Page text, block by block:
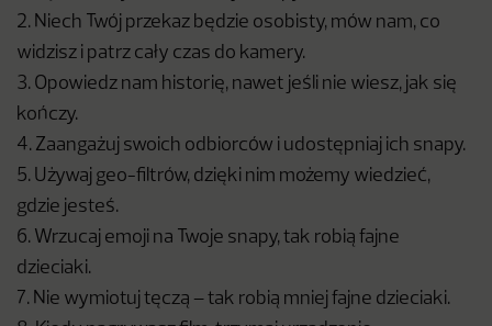
2. Niech Twój przekaz będzie osobisty, mów nam, co
widzisz i patrz cały czas do kamery.
3. Opowiedz nam historię, nawet jeśli nie wiesz, jak się
kończy.
4. Zaangażuj swoich odbiorców i udostępniaj ich snapy.
5. Używaj geo-filtrów, dzięki nim możemy wiedzieć,
gdzie jesteś.
6. Wrzucaj emoji na Twoje snapy, tak robią fajne
dzieciaki.
7. Nie wymiotuj tęczą – tak robią mniej fajne dzieciaki.